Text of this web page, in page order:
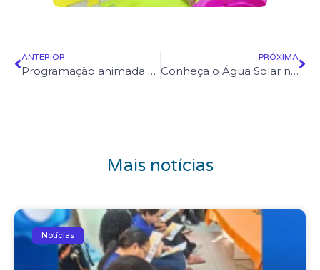
ANTERIOR
Programação animada para as crianças em Julho
PRÓXIMA
Conheça o Água Solar na Escola: Capacitação e crescimento
Mais notícias
Notícias